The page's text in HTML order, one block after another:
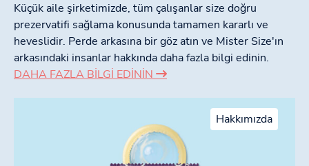
Küçük aile şirketimizde, tüm çalışanlar size doğru
prezervatifi sağlama konusunda tamamen kararlı ve
heveslidir. Perde arkasına bir göz atın ve Mister Size'ın
arkasındaki insanlar hakkında daha fazla bilgi edinin.
DAHA FAZLA BILGI EDININ
Hakkımızda